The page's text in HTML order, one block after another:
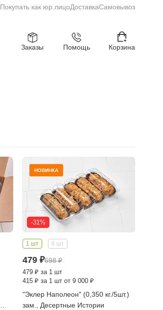
Покупать как юр.лицоДоставкаСамовывоз
Заказы Помощь Корзина
НОВИНКА
-31%
1 шт 6 шт
479 ₽698₽
479 ₽ за 1 шт
415 ₽ за 1 шт от 9 000 ₽
"Эклер Наполеон" (0,350 кг./5шт.)
зам., Десертные Истории